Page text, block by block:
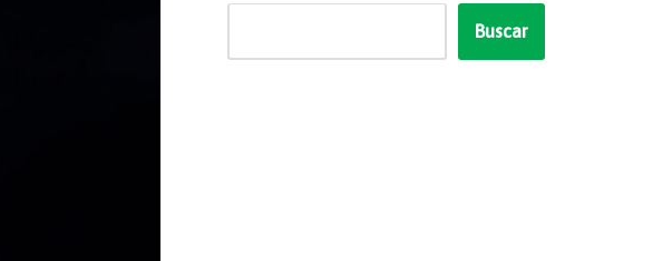
Buscar